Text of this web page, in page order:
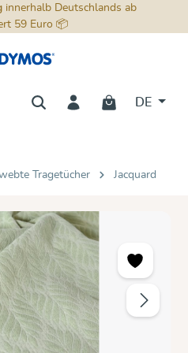
innerhalb Deutschlands ab
59 Euro 📦
DE
Tragetücher Jacquard